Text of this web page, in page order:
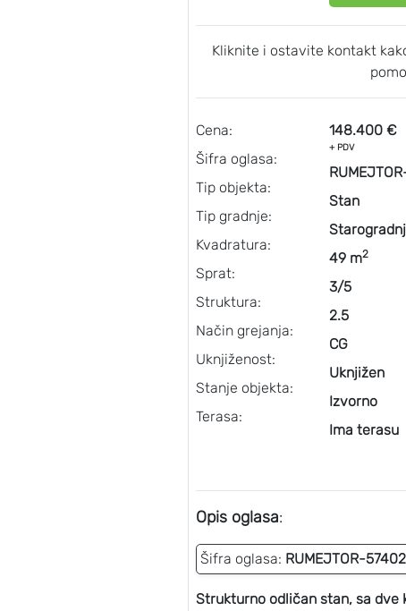
Kliknite i ostavite kontakt
Cena:
Šifra oglasa:
Tip objekta:
Tip gradnje:
Kvadratura:
Sprat:
Struktura:
Način grejanja:
Uknjiženost:
Stanje objekta:
Terasa:
148.400 €
+ PDV
Stan
49 m2
3/5
2.5
CG
Uknjižen
Izvorno
Ima terasu
Opis oglasa:
Šifra oglasa: RUMEJTOR-
Strukturno odličan stan, sa dve